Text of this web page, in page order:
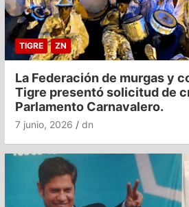
TIGRE ZN
La Federación de murgas y
Tigre presentó solicitud de
Parlamento Carnavalero.
7 junio, 2026 dn